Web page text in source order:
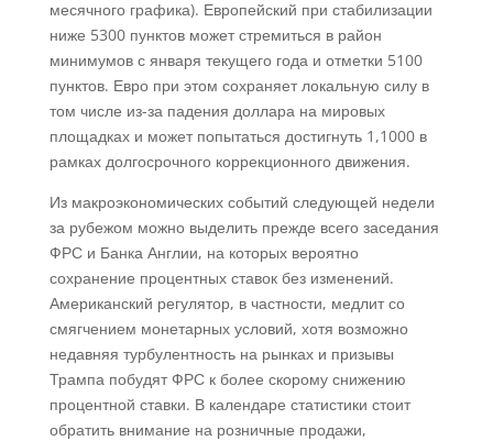
месячного графика). Европейский при стабилизации
ниже 5300 пунктов может стремиться в район
минимумов с января текущего года и отметки 5100
пунктов. Евро при этом сохраняет локальную силу в
том числе из-за падения доллара на мировых
площадках и может попытаться достигнуть 1,1000 в
рамках долгосрочного коррекционного движения.
Из макроэкономических событий следующей недели
за рубежом можно выделить прежде всего заседания
ФРС и Банка Англии, на которых вероятно
сохранение процентных ставок без изменений.
Американский регулятор, в частности, медлит со
смягчением монетарных условий, хотя возможно
недавняя турбулентность на рынках и призывы
Трампа побудят ФРС к более скорому снижению
процентной ставки. В календаре статистики стоит
обратить внимание на розничные продажи,